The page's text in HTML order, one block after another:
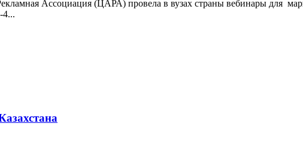
Ассоциация (ЦАРА) провела в вузах страны вебинары для
4...